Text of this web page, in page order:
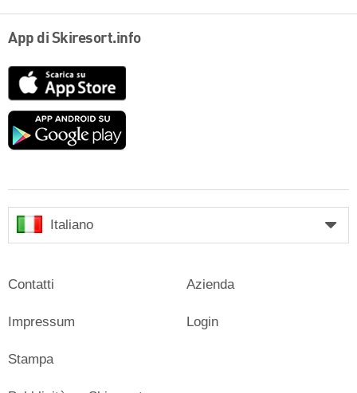
App di Skiresort.info
Google
Italiano
Contatti
Impressum
Stampa
Azienda
Login